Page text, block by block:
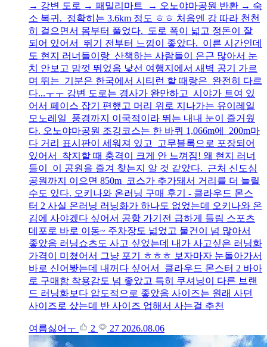
→ 강변 도로 → 패밀리마트 → 오노야마공원 반환 → 숙
소 복귀. 정확히는 3.6km 정도 ㅎㅎ 처음엔 강 따라 천천
히 걸으면서 몸부터 풀었다. 도로 폭이 넓고 정돈이 잘
되어 있어서 뛰기 전부터 느낌이 좋았다. 이른 시간인데
도 현지 러너들이랑 산책하는 사람들이 은근 많아서 눈
치 안보고 맘껏 뛰었음 낯선 여행지에서 새벽 공기 가르
며 뛰는 기분은 한국에서 시티런 할 때랑은 완전히 다르
다...ㅜㅜ 강변 도로는 경사가 완만하고 시야가 트여 있
어서 페이스 잡기 편했고 머리 위로 지나가는 유이레일
모노레일 풍경까지 이국적이라 뛰는 내내 눈이 즐거웠
다. 오노야마공원 조깅코스는 한 바퀴 1,066m에 200m마
다 거리 표시판이 세워져 있고 고무블록으로 포장되어
있어서 착지할 때 충격이 크게 안 느껴짐! 왜 현지 러너
들이 이 공원을 즐겨 찾는지 알 것 같았다. 근처 신도심
공원까지 이으면 850m 코스가 추가돼서 거리를 더 늘릴
수도 있다. 오키나와 온러닝 구매 후기 - 클라우드 몬스
터 2 사실 온러닝 러닝화가 하나도 없었는데 오키나와 온
김에 사야겠다 싶어서 공항 가기전 급하게 들림 스포츠
데포로 바로 이동~ 주차장도 넓었고 물건이 넘 많아서
좋았음 러닝쇼츠도 사고 싶었는데 내가 사고싶은 러닝화
가격이 미쳤어서 그냥 포기 ㅎㅎㅎ 보자마자 눈돌아가서
바로 신어봣는데 내꺼다 싶어서 클라우드 몬스터 2 바아
로 구매함 착용감도 넘 좋았고 특히 쿠셔닝이 다른 브랜
드 러닝화보다 압도적으로 좋았음 사이즈는 원래 사던
사이즈로 샀는데 반 사이즈 업해서 사는걸 추천
여름싫어ㅜ 2 27 2026.08.06